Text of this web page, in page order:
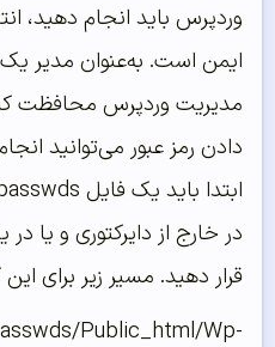
وردپرس باید انجام دهید،
ایمن است. به‌عنوان مدیر
مدیریت وردپرس محافظت
دادن رمز عبور می‌توانید
قرار دهید. مسیر زیر برای
Public_html/Wp-